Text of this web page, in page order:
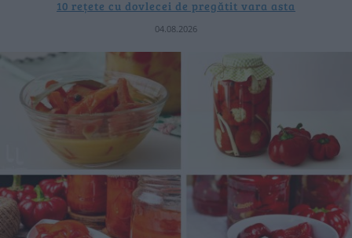
10 rețete cu dovlecei de pregătit vara asta
04.08.2026